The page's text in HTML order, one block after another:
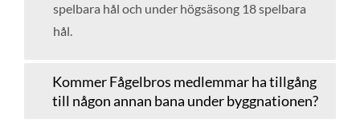
spelbara hål och under högsäsong 18 spelbara
hål.
Kommer Fågelbros medlemmar ha tillgång
till någon annan bana under byggnationen?